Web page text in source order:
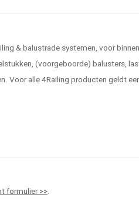
& balustrade systemen, voor
(voorgeboorde) balusters,
Voor alle 4Railing producten geldt
formulier >>.